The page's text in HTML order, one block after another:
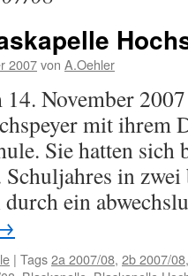
2007von A.Oehler
November
mit ihrem
Sie hatten
in zwei
ein
| Tags2a 2007/08, 2b 2007/08